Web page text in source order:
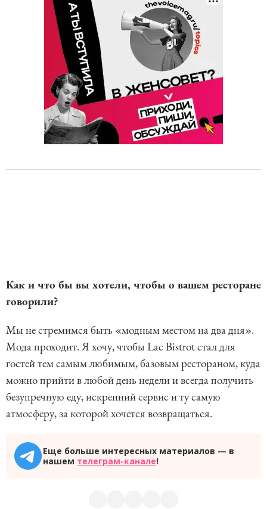
Как и что бы вы хотели, чтобы о вашем ресторане
говорили?
Мы не стремимся быть «модным местом на два дня».
Мода проходит. Я хочу, чтобы Lac Bistrot стал для
гостей тем самым любимым, базовым рестораном, куда
можно прийти в любой день недели и всегда получить
безупречную еду, искренний сервис и ту самую
атмосферу, за которой хочется возвращаться.
Еще больше интересных материалов — в
нашем телеграм-канале!